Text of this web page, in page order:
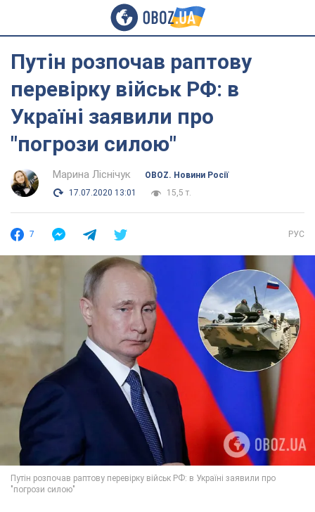
Путін розпочав раптову
перевірку військ РФ: в
Україні заявили про
"погрози силою"
Марина Ліснічук
OBOZ. Новини Росії
17.07.2020 13:01
15,5 т.
7 РУС